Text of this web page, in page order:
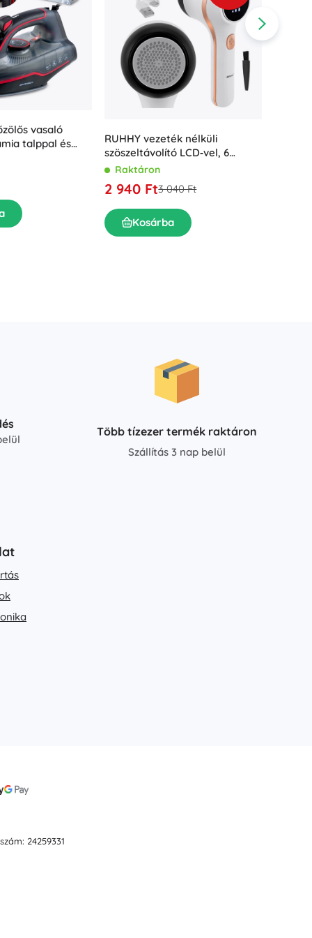
vasaló
talppal és
RUHHY vezeték nélküli
szöszeltávolító LCD‑vel, 6
pengével és USB‑C‑vel
Raktáron
2 940 Ft3 040 Ft
Kosárba
Több tízezer termék raktáron
Szállítás 3 nap belül
24259331